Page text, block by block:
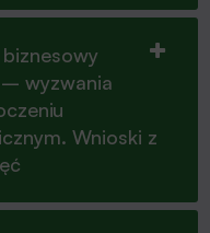
wyzwania
Wnioski z